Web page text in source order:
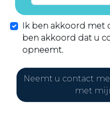
Ik ben akkoord met
ben akkoord dat u
opneemt.
Neemt u contact
met